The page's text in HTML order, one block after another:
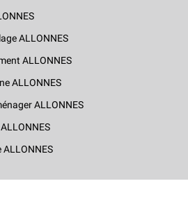
ALLONNES
ALLONNES
ALLONNES
ALLONNES